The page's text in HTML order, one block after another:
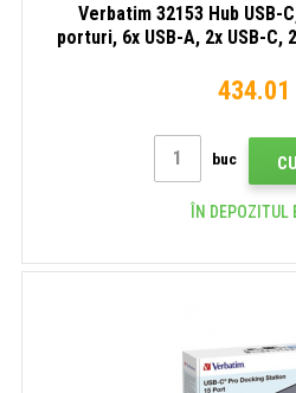
Verbatim 32153 Hub USB-
porturi, 6x USB-A, 2x USB-C,
434.01
buc
ÎN DEPOZITUL